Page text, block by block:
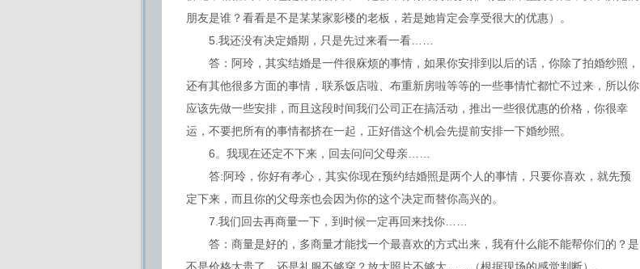
朋友是谁？看看是不是某某家影楼的老板，若是她肯定会享受很大的优惠）。
5.我还没有决定婚期，只是先过来看一看……
答：阿玲，其实结婚是一件很庥烦的事情，如果你安排到以后的话，你除了拍婚纱照，
还有其他很多方面的事情，联系饭店啦、布重新房啦等等的一些事情忙都忙不过来，所以你
应该先做一些安排，而且这段时间我们公司正在搞活动，推出一些很优惠的价格，你很幸
运，不要把所有的事情都挤在一起，正好借这个机会先提前安排一下婚纱照。
6。我现在还定不下来，回去问问父母亲……
答:阿玲，你好有孝心，其实你现在预约结婚照是两个人的事情，只要你喜欢，就先预
定下来，而且你的父母亲也会因为你的这个决定而替你高兴的。
7.我们回去再商量一下，到时候一定再回来找你……
答：商量是好的，多商量才能找一个最喜欢的方式出来，我有什么能不能帮你们的？是